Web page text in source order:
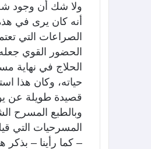
ولا شك أن وجود
أنه كان يرى في
الصراعات التي
الحضور القوي
الحلاج في نهاية
حياته، وكان هذا
قصيدة طويلة عن
وبالطبع المسرح
المسرحيات التي
– كما رأينا – بذكر